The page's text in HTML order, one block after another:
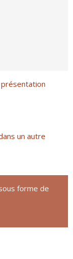
un autre
forme de